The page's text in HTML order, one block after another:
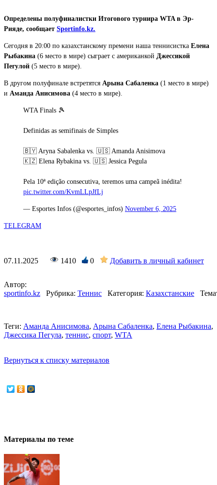
Определены полуфиналистки Итогового турнира WTA в Эр-
Рияде, сообщает Sportinfo.kz.
Сегодня в 20:00 по казахстанскому премени наша теннисистка Елена
Рыбакина (6 место в мире) сыграет с американкой Джессикой
Пегулой (5 место в мире).
В другом полуфинале встретятся Арына Сабаленка (1 место в мире)
и Аманда Анисимова (4 место в мире).
WTA Finals 🎾
Definidas as semifinais de Simples
🇧🇾 Aryna Sabalenka vs. 🇺🇸 Amanda Anisimova
🇰🇿 Elena Rybakina vs. 🇺🇸 Jessica Pegula
Pela 10ª edição consecutiva, teremos uma campeã inédita!
pic.twitter.com/KvmLLpJfLj
— Esportes Infos (@esportes_infos) November 6, 2025
TELEGRAM
07.11.2025 1410 0 Добавить в личный кабинет
Автор:
sportinfo.kz
Рубрика: Теннис Категория: Казахстанские
Теги: Аманда Анисимова, Арына Сабаленка, Елена Рыбакина,
Джессика Пегула, теннис, спорт, WTA
Вернуться к списку материалов
Материалы по теме